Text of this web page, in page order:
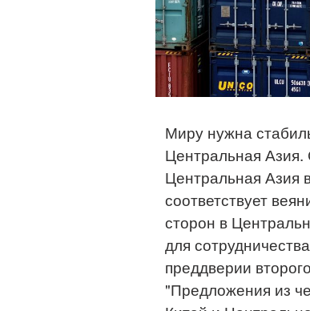
Миру нужна
Центральная
Центральная Азия
соответствует
сторон в
для
преддверии
"Предложения из